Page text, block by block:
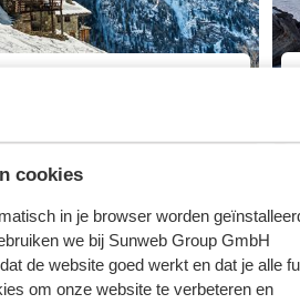
cookies
in je browser worden
we bij Sunweb Group GmbH
de website goed werkt en dat je alle
om onze website te verbeteren en